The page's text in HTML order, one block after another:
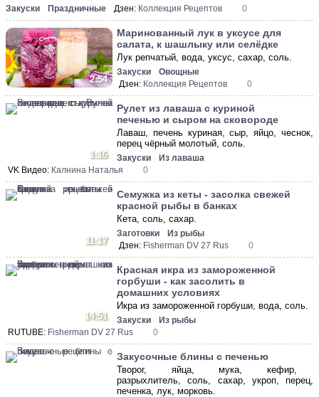
Закуски Праздничные Дзен: Коллекция Рецептов 0
2:54
Маринованный лук в уксусе для
салата, к шашлыку или селёдке
Лук репчатый, вода, уксус, сахар, соль.
Закуски
Овощные
Дзен: Коллекция Рецептов 0
1:16
Рулет из лаваша с куриной
печенью и сыром на сковороде
Лаваш, печень куриная, сыр, яйцо, чеснок,
перец чёрный молотый, соль.
Закуски
Из лаваша
VK Видео: Калнина Наталья 0
11:17
Семужка из кеты - засолка свежей
красной рыбы в банках
Кета, соль, сахар.
Заготовки
Из рыбы
Дзен: Fisherman DV 27 Rus 0
14:51
Красная икра из замороженной
горбуши - как засолить в
домашних условиях
Икра из замороженной горбуши, вода, соль.
Закуски
Из рыбы
RUTUBE: Fisherman DV 27 Rus 0
Закусочные блины с печенью
Творог, яйца, мука, кефир,
разрыхлитель, соль, сахар, укроп, перец,
печенка, лук, морковь.